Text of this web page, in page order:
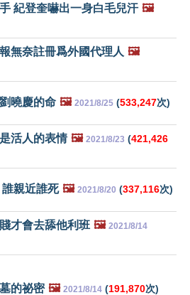
紀登奎嚇出一身白毛兒汗 🖼️
無奈註冊爲外國代理人 🖼️
曉慶的命 🖼️ 2021/8/25 (533,247次)
活人的表情 🖼️ 2021/8/23 (421,426
親近誰死 🖼️ 2021/8/20 (337,116次)
才會去舔他利班 🖼️ 2021/8/14
的祕密 🖼️ 2021/8/14 (191,870次)